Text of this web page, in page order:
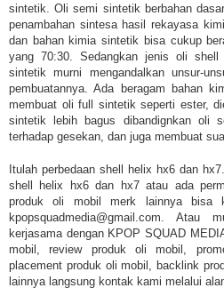
sintetik. Oli semi sintetik berbahan
penambahan sintesa hasil rekayasa
dan bahan kimia sintetik bisa cukup
yang 70:30. Sedangkan jenis oli
sintetik murni mengandalkan unsur-
pembuatannya. Ada beragam bahan
membuat oli full sintetik seperti ester,
sintetik lebih bagus dibandignkan oli
terhadap gesekan, dan juga membuat
Itulah perbedaan shell helix hx6 dan
shell helix hx6 dan hx7 atau ada
produk oli mobil merk lainnya bisa
kpopsquadmedia@gmail.com. Atau
kerjasama dengan KPOP SQUAD
mobil, review produk oli mobil,
placement produk oli mobil, backlink
lainnya langsung kontak kami melalui